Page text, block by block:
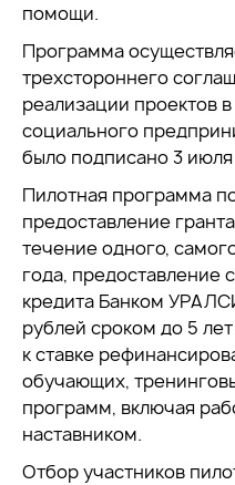
помощи.
Программа
трехстороннего
реализации проектов
социального
было подписано 3 июля
Пилотная программа
предоставление
течение одного,
года, предоставление
кредита Банком
рублей сроком до 5
к ставке
обучающих,
программ, включая
наставником.
Отбор участников